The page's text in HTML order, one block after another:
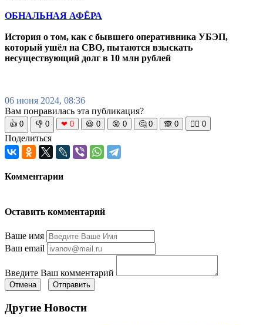
ОБНАЛЬНАЯ АФЁРА
История о том, как с бывшего оперативника УБЭП,
который ушёл на СВО, пытаются взыскать
несуществующий долг в 10 млн рублей
06 июня 2024, 08:36
Вам понравилась эта публикация?
👍 0 👎 0 ❤ 0 😆 0 😡 0 🤔 0 🙈 0 🧘‍♀️ 0
Поделиться
Комментарии
Оставить комментарий
Ваше имя
Ваш email
Введите Ваш комментарий
Отмена Отправить
Другие Новости